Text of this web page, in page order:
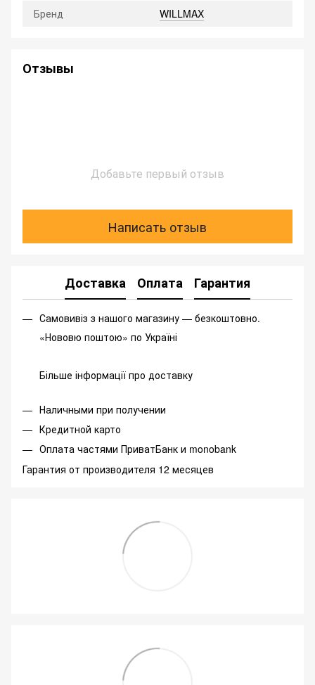
Бренд
WILLMAX
Отзывы
Добавьте первый отзыв
Написать отзыв
Доставка Оплата Гарантия
Самовивіз з нашого магазину — безкоштовно.
«Нововю поштою» по Україні
Більше інформації про доставку
Наличными при получении
Кредитной карто
Оплата частями ПриватБанк и monobank
Гарантия от производителя 12 месяцев